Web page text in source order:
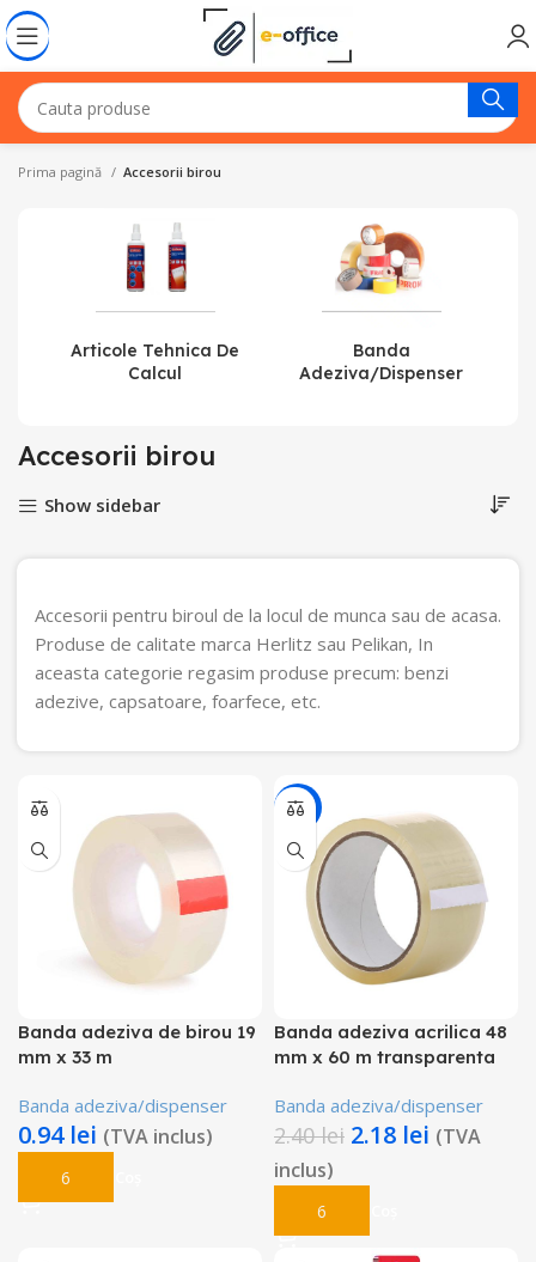
Prima pagină Accesorii birou
Articole Tehnica De
Calcul
Banda
Adeziva/dispenser
Accesorii birou
Show sidebar
Accesorii pentru biroul de la locul de munca sau de acasa.
Produse de calitate marca Herlitz sau Pelikan, In
aceasta categorie regasim produse precum: benzi
adezive, capsatoare, foarfece, etc.
Banda adeziva de birou 19
mm x 33 m
Banda adeziva/dispenser
0.94 lei (TVA inclus)
Adaugă În Coș
-9%
Banda adeziva acrilica 48
mm x 60 m transparenta
Banda adeziva/dispenser
2.40lei 2.18 lei (TVA
inclus)
Adaugă În Coș